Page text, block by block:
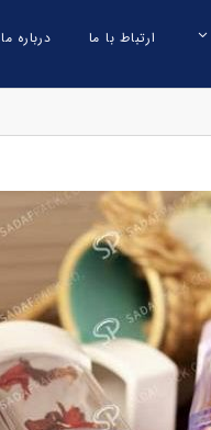
ارتباط با ما درباره ما